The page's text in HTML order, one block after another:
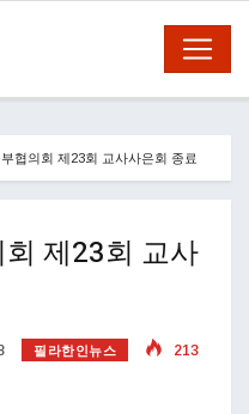
협의회 제23회 교사사은회 종료
제23회 교사
필라한인뉴스 213